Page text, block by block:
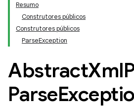
Resumo
Construtores públicos
Construtores públicos
ParseException
AbstractXml
Parse